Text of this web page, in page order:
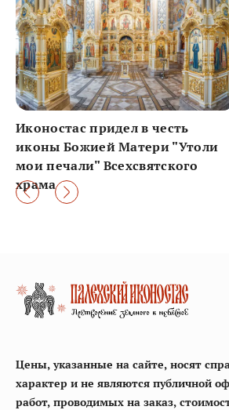
Иконостас придел в честь
иконы Божией Матери "Утоли
мои печали" Всехсвятского
храма
Цены, указанные на сайте, носят
характер и не являются публичной
работ, проводимых на заказ,